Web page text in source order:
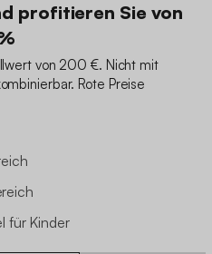
profitieren Sie von
von 200 €. Nicht mit
Rote Preise
für Kinder